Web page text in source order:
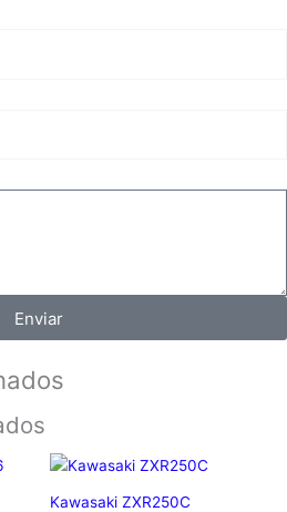
Enviar
Kawasaki ZXR250C